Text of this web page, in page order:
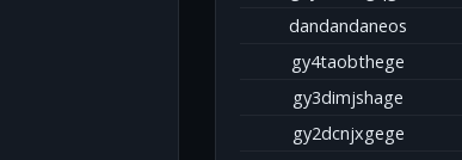
dandandaneos
gy4taobthege
gy3dimjshage
gy2dcnjxgege